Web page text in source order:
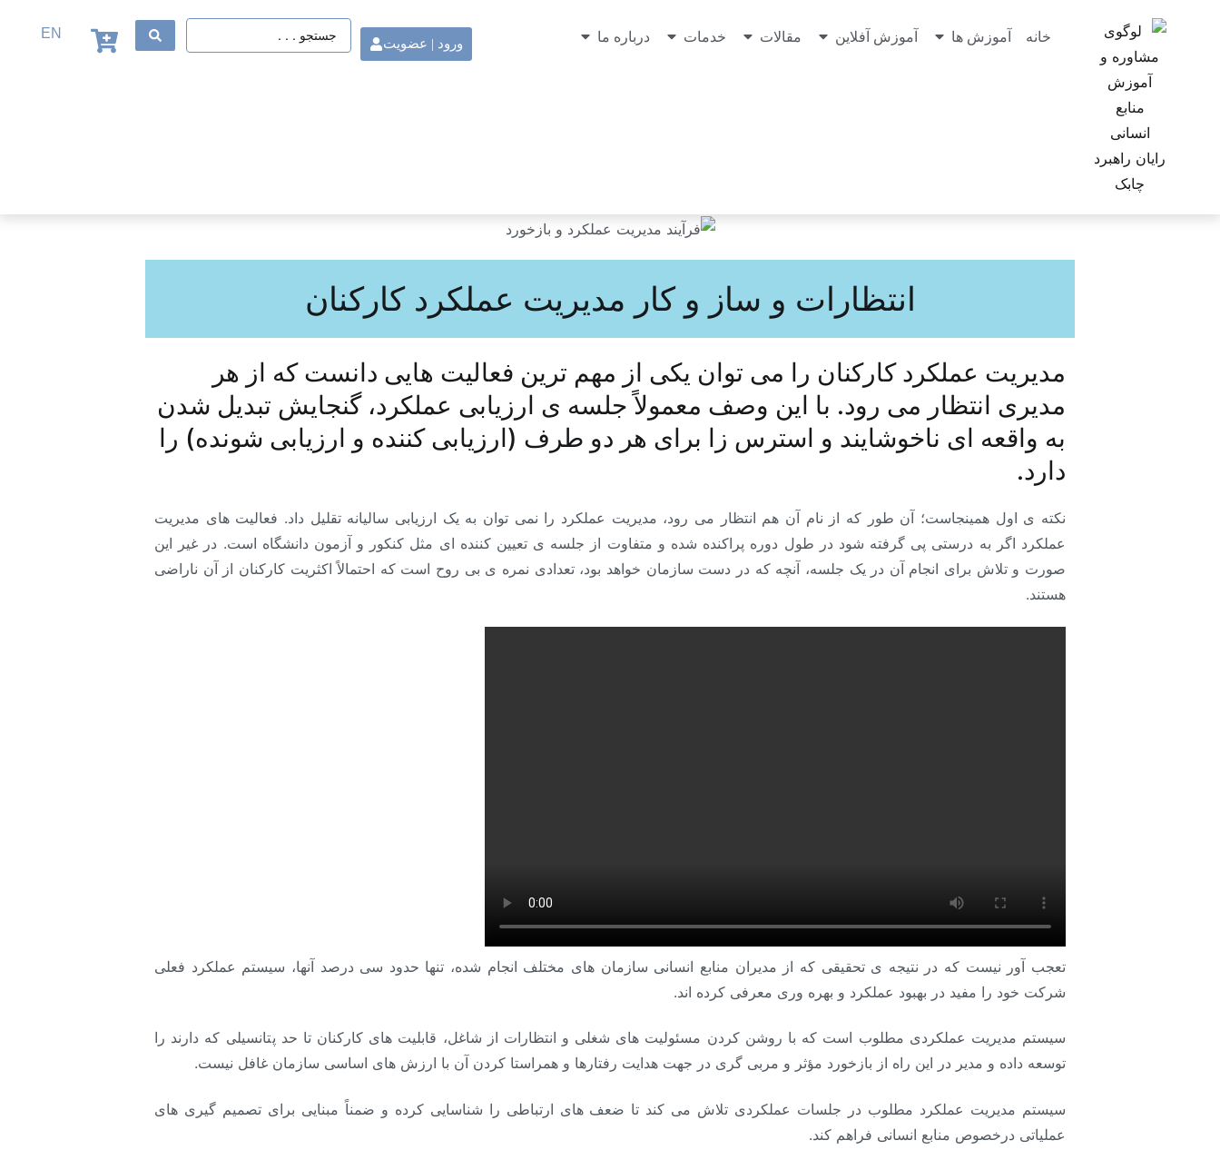
خانه آموزش ها آموزش آفلاین مقالات خدمات درباره ما ورود | عضویت
EN
انتظارات و ساز و کار مدیریت عملکرد کارکنان
مدیریت عملکرد کارکنان را می توان یکی از مهم ترین فعالیت هایی دانست که از هر
مدیری انتظار می رود. با این وصف معمولاً جلسه ی ارزیابی عملکرد، گنجایش تبدیل شدن
به واقعه ای ناخوشایند و استرس زا برای هر دو طرف (ارزیابی کننده و ارزیابی شونده) را
دارد.
نکته ی اول همینجاست؛ آن طور که از نام آن هم انتظار می رود، مدیریت عملکرد را نمی توان به یک ارزیابی سالیانه تقلیل داد. فعالیت های مدیریت
عملکرد اگر به درستی پی گرفته شود در طول دوره پراکنده شده و متفاوت از جلسه ی تعیین کننده ای مثل کنکور و آزمون دانشگاه است. در غیر این
صورت و تلاش برای انجام آن در یک جلسه، آنچه که در دست سازمان خواهد بود، تعدادی نمره ی بی روح است که احتمالاً اکثریت کارکنان از آن ناراضی
هستند.
تعجب آور نیست که در نتیجه ی تحقیقی که از مدیران منابع انسانی سازمان های مختلف انجام شده، تنها حدود سی درصد آنها، سیستم عملکرد فعلی
شرکت خود را مفید در بهبود عملکرد و بهره وری معرفی کرده اند.
سیستم مدیریت عملکردی مطلوب است که با روشن کردن مسئولیت های شغلی و انتظارات از شاغل، قابلیت های کارکنان تا حد پتانسیلی که دارند را
توسعه داده و مدیر در این راه از بازخورد مؤثر و مربی گری در جهت هدایت رفتارها و همراستا کردن آن با ارزش های اساسی سازمان غافل نیست.
سیستم مدیریت عملکرد مطلوب در جلسات عملکردی تلاش می کند تا ضعف های ارتباطی را شناسایی کرده و ضمناً مبنایی برای تصمیم گیری های
عملیاتی درخصوص منابع انسانی فراهم کند.